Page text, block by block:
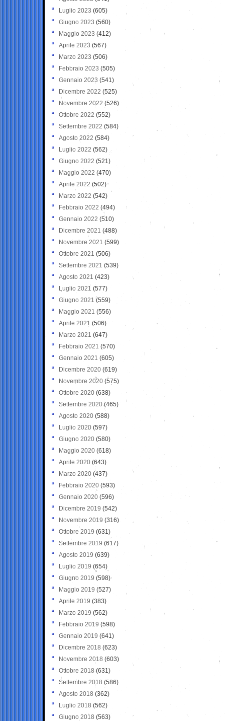
Luglio 2023 (605)
Giugno 2023 (560)
Maggio 2023 (412)
Aprile 2023 (567)
Marzo 2023 (506)
Febbraio 2023 (505)
Gennaio 2023 (541)
Dicembre 2022 (525)
Novembre 2022 (526)
Ottobre 2022 (552)
Settembre 2022 (584)
Agosto 2022 (584)
Luglio 2022 (562)
Giugno 2022 (521)
Maggio 2022 (470)
Aprile 2022 (502)
Marzo 2022 (542)
Febbraio 2022 (494)
Gennaio 2022 (510)
Dicembre 2021 (488)
Novembre 2021 (599)
Ottobre 2021 (506)
Settembre 2021 (539)
Agosto 2021 (423)
Luglio 2021 (577)
Giugno 2021(559)
Maggio 2021 (556)
Aprile 2021 (506)
Marzo 2021 (647)
Febbraio 2021 (570)
Gennaio 2021 (605)
Dicembre 2020 (619)
Novembre 2020 (575)
Ottobre 2020 (638)
Settembre 2020(465)
Agosto 2020 (588)
Luglio 2020 (597)
Giugno 2020 (580)
Maggio 2020 (618)
Aprile 2020 (643)
Marzo 2020 (437)
Febbraio 2020 (593)
Gennaio 2020 (596)
Dicembre 2019 (542)
Novembre 2019 (316)
Ottobre 2019 (631)
Settembre 2019 (617)
Agosto 2019 (639)
Luglio 2019 (654)
Giugno 2019 (598)
Maggio 2019 (527)
Aprile 2019 (383)
Marzo 2019 (562)
Febbraio 2019 (598)
Gennaio 2019 (641)
Dicembre 2018 (623)
Novembre 2018 (603)
Ottobre 2018 (631)
Settembre 2018 (586)
Agosto 2018 (362)
Luglio 2018 (562)
Giugno 2018 (563)